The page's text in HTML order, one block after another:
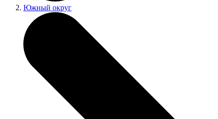
Южный округ